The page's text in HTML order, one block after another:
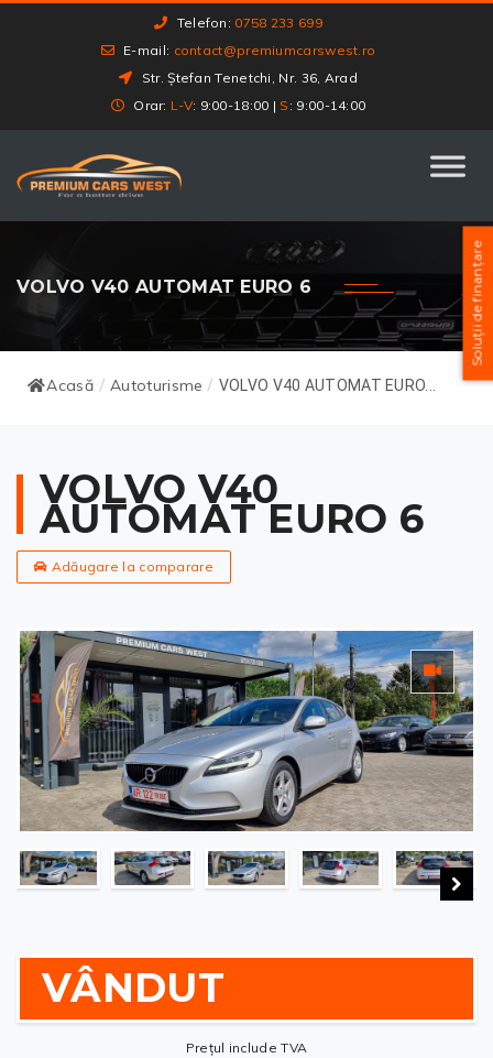
Telefon: 0758 233 699
E-mail: contact@premiumcarswest.ro
Str. Ștefan Tenetchi, Nr. 36, Arad
Orar: L-V: 9:00-18:00 | S : 9:00-14:00
VOLVO V40 AUTOMAT EURO 6
Acasă / Autoturisme / VOLVO V40 AUTOMAT EURO...
VOLVO V40
AUTOMAT EURO 6
Adăugare la comparare
VÂNDUT
Prețul include TVA
Soluții de finanțare